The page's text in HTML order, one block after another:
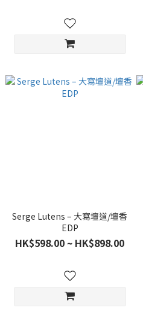
Serge Lutens – 大寫壇道/壇香
EDP
HK$598.00 ~ HK$898.00